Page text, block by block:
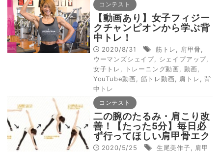
コンテスト
【動画あり】女子フィジー
クチャンピオンから学ぶ背
中トレ！
2020/8/31 筋トレ 肩甲骨
ウーマンズシェイプ, シェイプアップ
女子トレ
トレーニング動画 動画
YouTube動画
筋トレ動画 肩トレ ,背
中トレ
コンテスト
二の腕のたるみ・肩こり改
善！【たった5分】毎日必
ず行ってほしい肩甲骨エク
ササイズ
2020/5/25 生尾美作子
肩甲